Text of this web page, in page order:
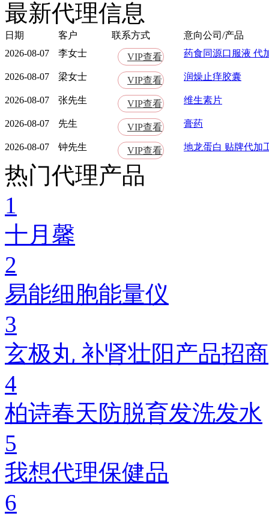
最新代理信息
日期 客户 联系方式
意向公司/产品
2026-08-07
李女士 VIP查看 药食同源口服液 代
2026-08-07 梁女士 VIP查看 润燥止痒胶囊
2026-08-07 张先生 VIP查看 维生素片
2026-08-07 先生 VIP查看 膏药
2026-08-07 钟先生 VIP查看 地龙蛋白 贴牌代加
热门代理产品
1
十月馨
2
易能细胞能量仪
3
玄极丸 补肾壮阳产品招商
4
柏诗春天防脱育发洗发水
5
我想代理保健品
6